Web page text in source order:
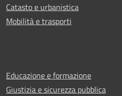
Catasto e urbanistica
Mobilità e trasporti
Educazione e formazione
Giustizia e sicurezza pubblica